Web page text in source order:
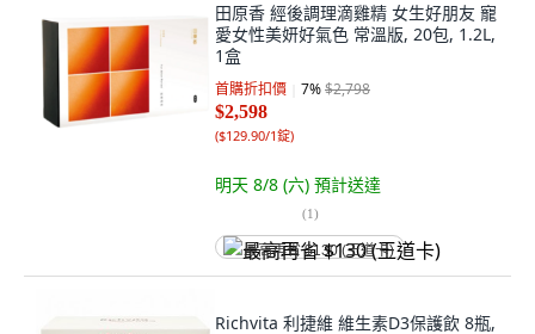
田原香 經後調理滴雞精 女生好朋友 寵
愛女性美妍好氣色 常溫版, 20包, 1.2L,
1盒
首購折扣價 7%$2,798
$2,598
($129.90/1錠)
明天 8/8 (六) 預計送達
(1)
最高再省 $130 (王道卡)
Richvita 利捷維 維生素D3保護飲 8瓶,